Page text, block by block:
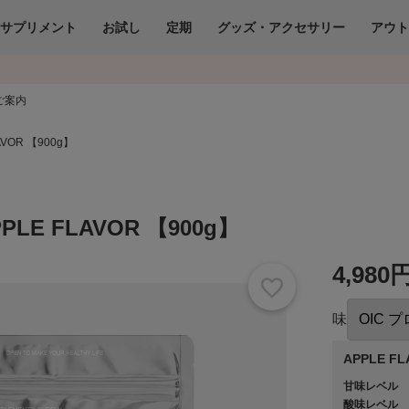
サプリメント お試し 定期 グッズ・アクセサリー アウ
案内
【900g】
FLAVOR 【900g】
4,980
味
APPLE
甘味レベル
酸味レベル